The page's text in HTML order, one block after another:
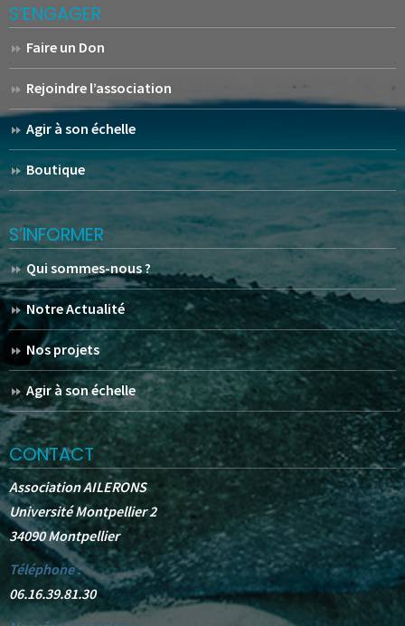
S’ENGAGER
Faire un Don
Rejoindre l’association
Agir à son échelle
Boutique
S’INFORMER
Qui sommes-nous ?
Notre Actualité
Nos projets
Agir à son échelle
CONTACT
Association AILERONS
Université Montpellier 2
34090 Montpellier
Téléphone :
06.16.39.81.30